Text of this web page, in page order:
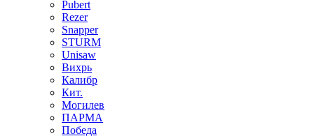
Pubert
Rezer
Snapper
STURM
Unisaw
Вихрь
Калибр
Кит.
Могилев
ПАРМА
Победа